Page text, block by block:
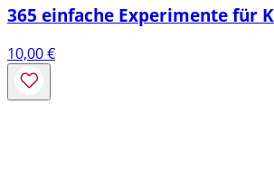
365 einfache Experimente für
10,00€